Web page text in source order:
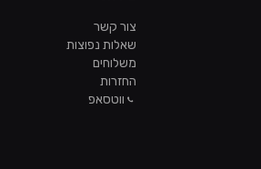
צור קשר
שאלות נפוצות
משלוחים
החזרות
ווטסאפ